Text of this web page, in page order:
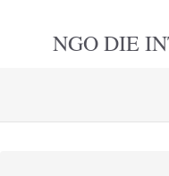
NGO DIE